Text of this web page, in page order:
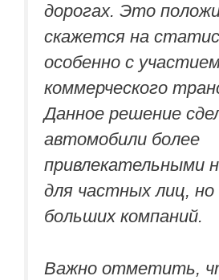
дорогах. Это
скажется на
особенно с
коммерческого
Данное решение
автомобили более
привлекательными
для частных лиц, но
больших компаний.
Важно отметить,